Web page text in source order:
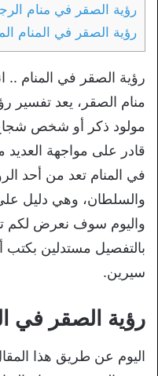
رؤية الصقر في منام
رؤية الصقر في المنام
رؤية الصقر في المنام ..
منام الصقر، يعد تفسير
مولود ذكر أو شخص
قادر على مواجهة العديد
في المنام تعد من أحد
والسلطان، وهي دليل على
واليوم سوف نعرض لكم
بالتفصيل مستدلين بكتب
سيرين.
رؤية الصقر في
اليوم عن طريق هذا